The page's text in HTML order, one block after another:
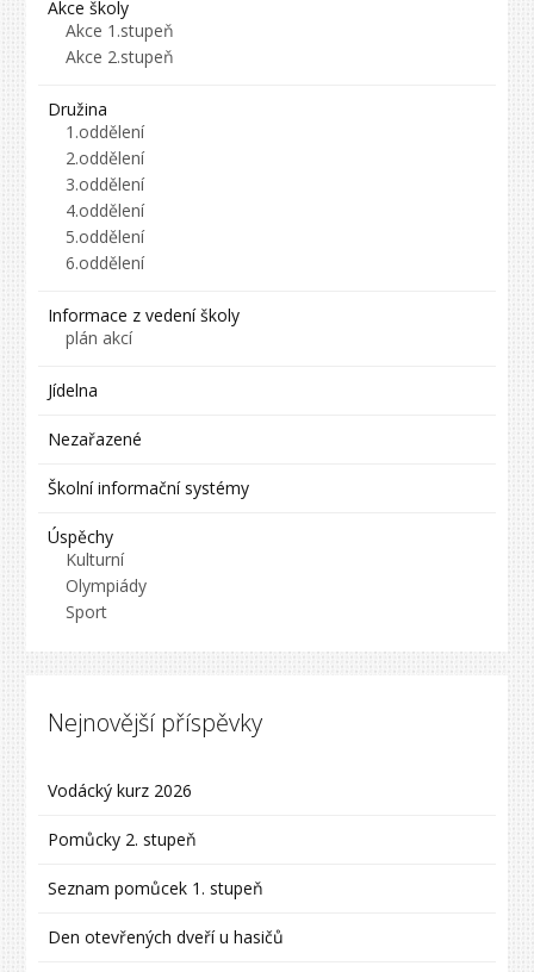
Akce školy
Akce 1.stupeň
Akce 2.stupeň
Družina
1.oddělení
2.oddělení
3.oddělení
4.oddělení
5.oddělení
6.oddělení
Informace z vedení školy
plán akcí
Jídelna
Nezařazené
Školní informační systémy
Úspěchy
Kulturní
Olympiády
Sport
Nejnovější příspěvky
Vodácký kurz 2026
Pomůcky 2. stupeň
Seznam pomůcek 1. stupeň
Den otevřených dveří u hasičů